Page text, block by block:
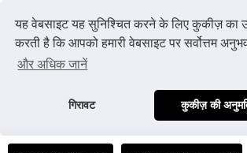
यह वेबसाइट यह सुनिश्चित करने के लिए कुकीज़ का
करती है कि आपको हमारी वेबसाइट पर सर्वोत्तम
और अधिक जानें
गिरावट कुकीज़ की